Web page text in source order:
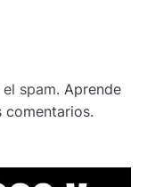
spam. Aprende
comentarios.